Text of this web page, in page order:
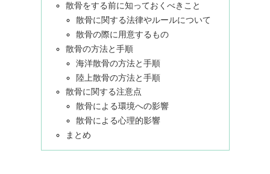
散骨をする前に知っておくべきこと
散骨に関する法律やルールについて
散骨の際に用意するもの
散骨の方法と手順
海洋散骨の方法と手順
陸上散骨の方法と手順
散骨に関する注意点
散骨による環境への影響
散骨による心理的影響
まとめ